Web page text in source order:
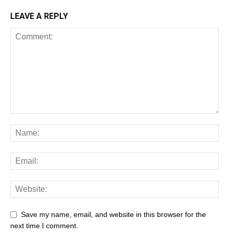
LEAVE A REPLY
Save my name, email, and website in this browser for the
next time I comment.